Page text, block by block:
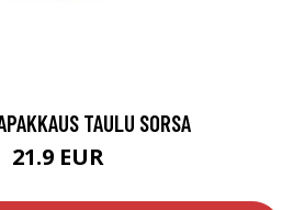
TAULU SORSA
21.9 EUR